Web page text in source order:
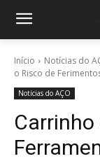
Início Notícias do
o Risco de
Notícias do AÇO